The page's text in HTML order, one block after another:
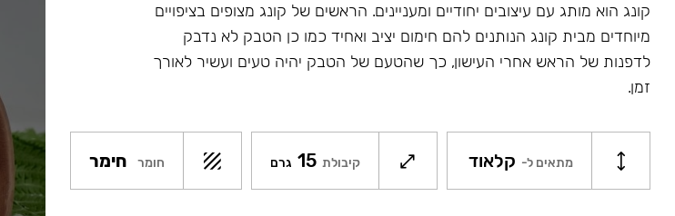
קונג הוא מותג עם עיצובים יחודיים ומעניינים. הראשים של קונג מצופים בציפויים
מיוחדים מבית קונג הנותנים להם חימום יציב ואחיד כמו כן הטבק לא נדבק
לדפנות של הראש אחרי העישון, כך שהטעם של הטבק יהיה טעים ועשיר לאורך
זמן.
מתאים ל- קלאוד קיבולת 15 גרם חומר חימר